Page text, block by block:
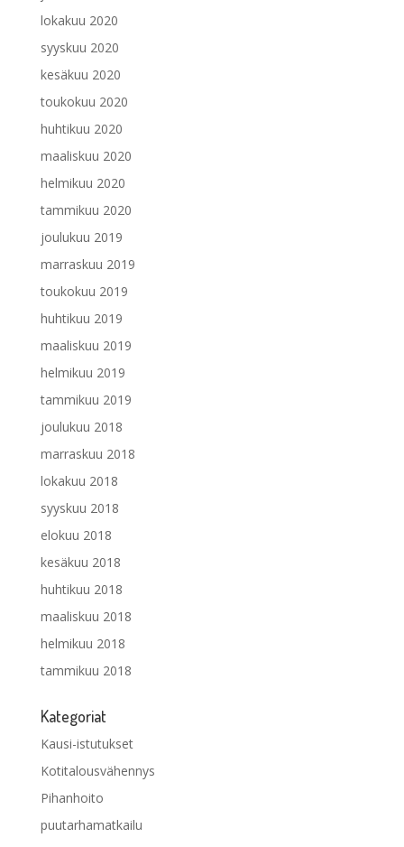
lokakuu 2020
syyskuu 2020
kesäkuu 2020
toukokuu 2020
huhtikuu 2020
maaliskuu 2020
helmikuu 2020
tammikuu 2020
joulukuu 2019
marraskuu 2019
toukokuu 2019
huhtikuu 2019
maaliskuu 2019
helmikuu 2019
tammikuu 2019
joulukuu 2018
marraskuu 2018
lokakuu 2018
syyskuu 2018
elokuu 2018
kesäkuu 2018
huhtikuu 2018
maaliskuu 2018
helmikuu 2018
tammikuu 2018
Kategoriat
Kausi-istutukset
Kotitalousvähennys
Pihanhoito
puutarhamatkailu